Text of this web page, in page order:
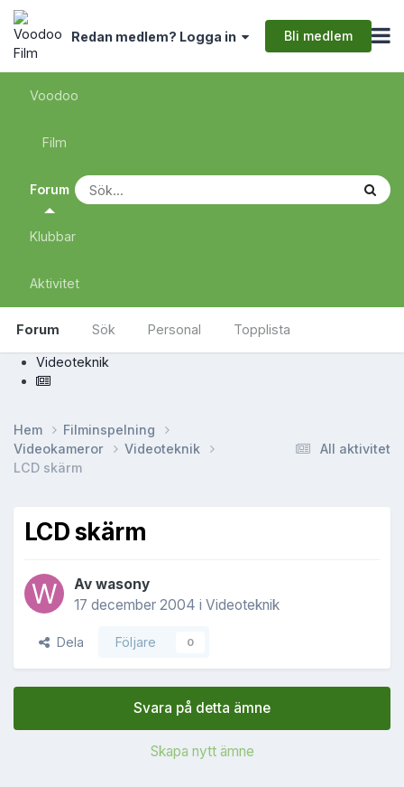
Redan medlem? Logga in Bli medlem
Voodoo
Film
Forum
Forum Sök Personal Topplista
Klubbar
Aktivitet
Videoteknik
All aktivitet
Hem
Filminspelning
Videokameror
Videoteknik
LCD skärm
LCD skärm
Av wasony
17 december 2004 i Videoteknik
Dela Följare 0
Svara på detta ämne
Skapa nytt ämne